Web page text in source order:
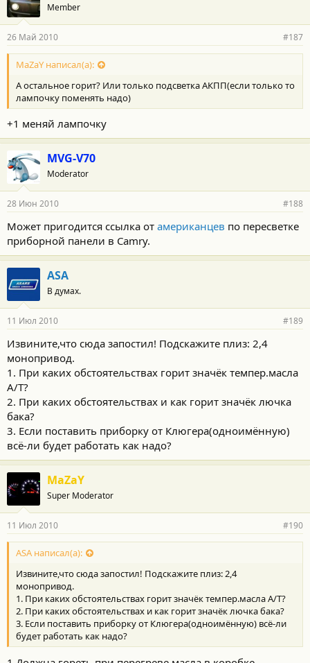
Member
26 Май 2010 #187
MaZaY написал(а):
А остальное горит? Или только подсветка АКПП(если только то
лампочку поменять надо)
+1 меняй лампочку
MVG-V70
Moderator
28 Июн 2010 #188
Может пригодится ссылка от американцев по пересветке
приборной панели в Camry.
ASA
В думах.
11 Июл 2010 #189
Извините,что сюда запостил! Подскажите плиз: 2,4
монопривод.
1. При каких обстоятельствах горит значёк темпер.масла
А/Т?
2. При каких обстоятельствах и как горит значёк лючка
бака?
3. Если поставить приборку от Клюгера(одноимённую)
всё-ли будет работать как надо?
MaZaY
Super Moderator
11 Июл 2010 #190
ASA написал(а):
Извините,что сюда запостил! Подскажите плиз: 2,4
монопривод.
1. При каких обстоятельствах горит значёк темпер.масла А/Т?
2. При каких обстоятельствах и как горит значёк лючка бака?
3. Если поставить приборку от Клюгера(одноимённую) всё-ли
будет работать как надо?